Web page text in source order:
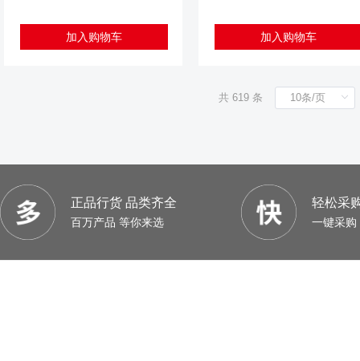
加入购物车 加入购物车
共 619 条
正品行货 品类齐全
百万产品 等你来选
轻松采
一键采购